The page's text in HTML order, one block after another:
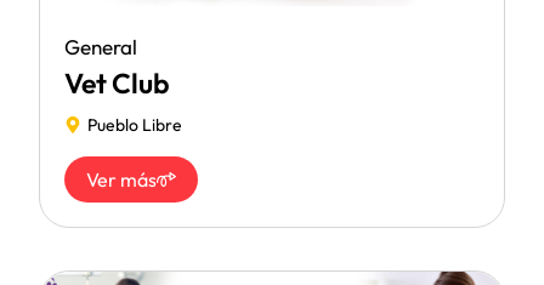
General
Vet Club
Pueblo Libre
Ver más